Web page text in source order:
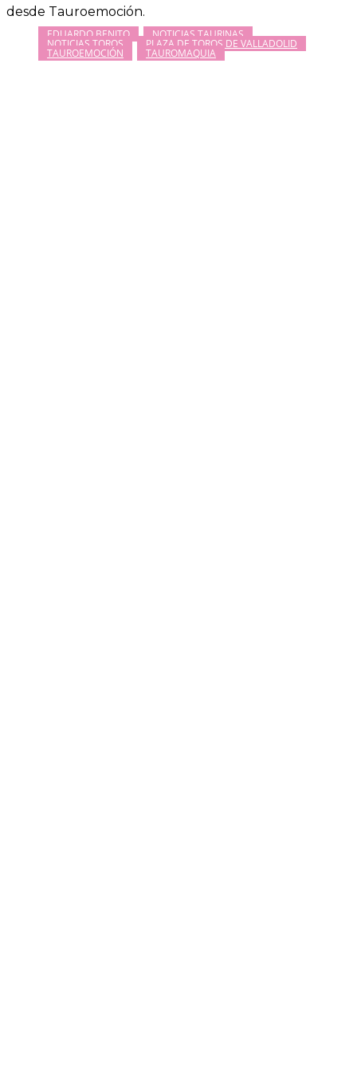
desde Tauroemoción.
EDUARDO BENITO NOTICIAS TAURINAS
NOTICIAS TOROS PLAZA DE TOROS DE VALLADOLID
TAUROEMOCIÓN TAUROMAQUIA